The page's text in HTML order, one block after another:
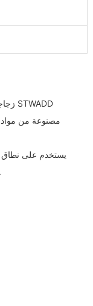
مصنوعة من مواد
العديد من البلدان، مما يحظى باعتراف العملاء.